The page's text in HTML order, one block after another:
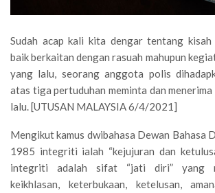
Sudah acap kali kita dengar tentang
baik berkaitan dengan rasuah mahupun
yang lalu, seorang anggota polis
atas tiga pertuduhan meminta dan menerima
lalu. [UTUSAN MALAYSIA 6/4/2021]
Mengikut kamus dwibahasa Dewan Bahasa
1985 integriti ialah “kejujuran dan
integriti adalah sifat “jati diri” yang
keikhlasan, keterbukaan, ketelusan,